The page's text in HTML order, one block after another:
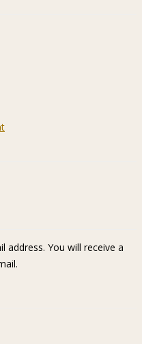
address. You will receive a